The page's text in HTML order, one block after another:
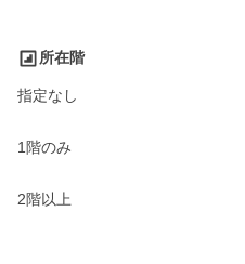
所在階
指定なし
1階のみ
2階以上